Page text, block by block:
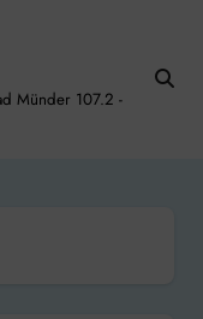
Münder 107.2 -